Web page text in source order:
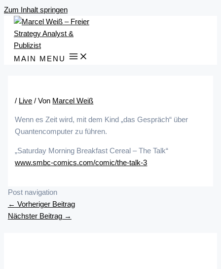
Zum Inhalt springen
MAIN MENU
/ Live / Von Marcel Weiß
Wenn es Zeit wird, mit dem Kind „das Gespräch“ über
Quantencomputer zu führen.
„Saturday Morning Breakfast Cereal – The Talk“
www.smbc-comics.com/comic/the-talk-3
Post navigation
← Vorheriger Beitrag
Nächster Beitrag →